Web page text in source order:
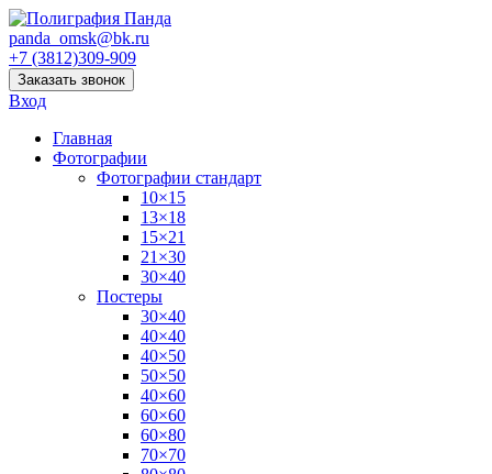
panda_omsk@bk.ru
+7 (3812)309-909
Заказать звонок
Вход
Главная
Фотографии
Фотографии стандарт
10×15
13×18
15×21
21×30
30×40
Постеры
30×40
40×40
40×50
50×50
40×60
60×60
60×80
70×70